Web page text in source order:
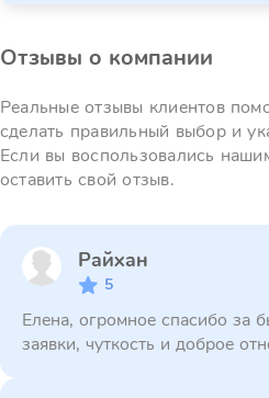
Отзывы о компании
Реальные отзывы клиентов
сделать правильный выбор и
Если вы воспользовались
оставить свой отзыв.
Райхан
5
Елена, огромное спасибо за
заявки, чуткость и доброе